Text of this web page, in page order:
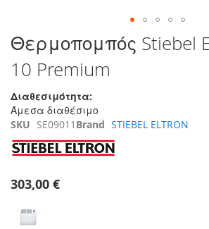
Μετάβαση
στην
αρχή
της
συλλογής
εικόνων
Θερμοπομπός Stiebel
10 Premium
Διαθεσιμότητα:
Άμεσα διαθέσιμο
SKU SE09011 Brand STIEBEL ELTRON
303,00 €